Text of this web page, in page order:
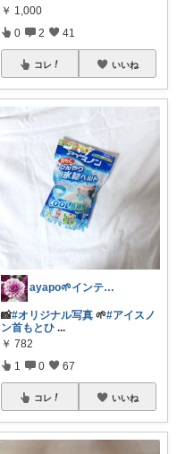
￥ 1,000
0 2 41
コレ いいね
ayapo🌱インテリア&雑貨
📸#オリジナル写真 🌱#アイスノ
ン首もとひ ...
￥ 782
1 0 67
コレ いいね